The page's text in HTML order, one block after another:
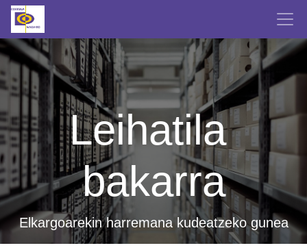
Leihatila
bakarra
Elkargoarekin harremana kudeatzeko gunea